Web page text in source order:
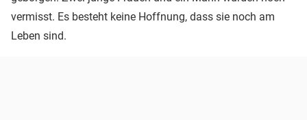
vermisst. Es besteht keine Hoffnung, dass sie noch am
Leben sind.